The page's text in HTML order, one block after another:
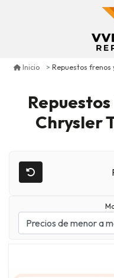
Inicio Repuestos frenos y mazas
Chrysler